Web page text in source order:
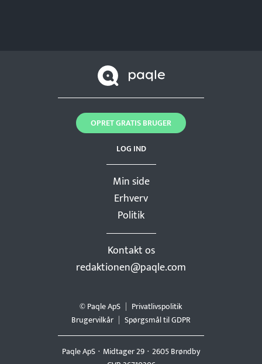
Min side
Erhverv
Politik
Kontakt os
redaktionen@paqle.com
LOG IND
OPRET GRATIS BRUGER
Paqle ApS Midtager 29 2605 Brøndby
© Paqle ApS
Privatlivspolitik
Brugervilkår
Spørgsmål til GDPR